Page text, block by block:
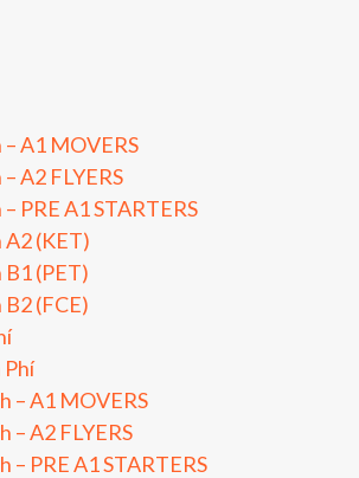
A1 MOVERS
A2 FLYERS
PRE A1 STARTERS
A2 (KET)
B1 (PET)
(FCE)
Phí
– A1 MOVERS
– A2 FLYERS
– PRE A1 STARTERS